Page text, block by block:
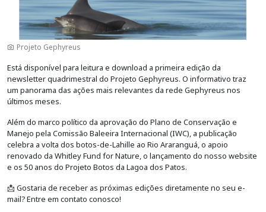
Projeto Gephyreus
Está disponível para leitura e download a primeira edição da
newsletter quadrimestral do Projeto Gephyreus. O informativo traz
um panorama das ações mais relevantes da rede Gephyreus nos
últimos meses.
Além do marco político da aprovação do Plano de Conservação e
Manejo pela Comissão Baleeira Internacional (IWC), a publicação
celebra a volta dos botos-de-Lahille ao Rio Araranguá, o apoio
renovado da Whitley Fund for Nature, o lançamento do nosso website
e os 50 anos do Projeto Botos da Lagoa dos Patos.
📩 Gostaria de receber as próximas edições diretamente no seu e-
mail? Entre em contato conosco!